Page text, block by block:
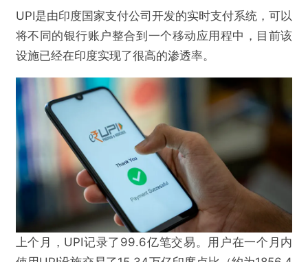
UPI是由印度国家支付公司开发的实时支付系统，可以
将不同的银行账户整合到一个移动应用程中，目前该
设施已经在印度实现了很高的渗透率。
上个月，UPI记录了99.6亿笔交易。用户在一个月内